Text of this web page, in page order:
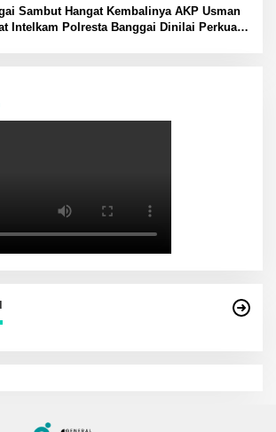
Sambut Hangat Kembalinya AKP Usman
Intelkam Polresta Banggai Dinilai Perkuat